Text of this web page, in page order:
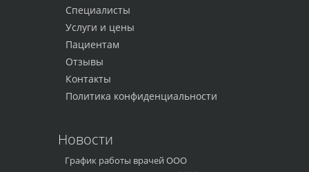
Специалисты
Услуги и цены
Пациентам
Отзывы
Контакты
Политика конфиденциальности
Новости
График работы врачей ООО